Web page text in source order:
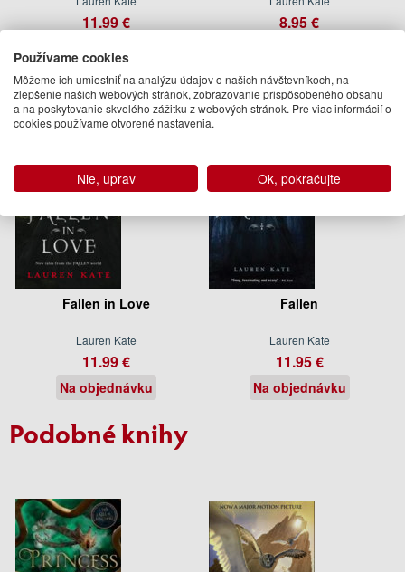
11.99 € 8.95 €
Fallen in Love
Lauren Kate
11.99 €
Na objednávku
Fallen
Lauren Kate
11.95 €
Na objednávku
Podobné knihy
Používame cookies
Môžeme ich umiestniť na analýzu údajov o našich návštevníkoch, na
zlepšenie našich webových stránok, zobrazovanie prispôsobeného obsahu
a na poskytovanie skvelého zážitku z webových stránok. Pre viac informácií o
cookies používame otvorené nastavenia.
Nie, uprav Ok, pokračujte